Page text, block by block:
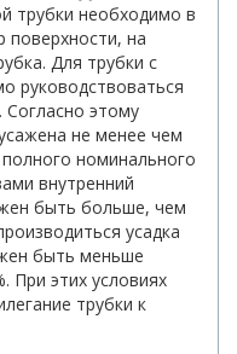
трубки необходимо в
поверхности, на
Для трубки с
руководствоваться
этому
не менее чем
номинального
внутренний
быть больше, чем
усадка
быть меньше
При этих условиях
трубки к